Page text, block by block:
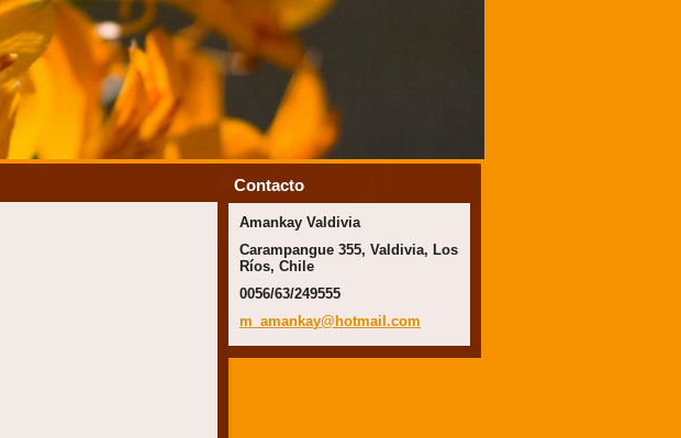
Contacto
Amankay Valdivia
Carampangue 355, Valdivia, Los
Ríos, Chile
0056/63/249555
m_amankay@hotmai l.com